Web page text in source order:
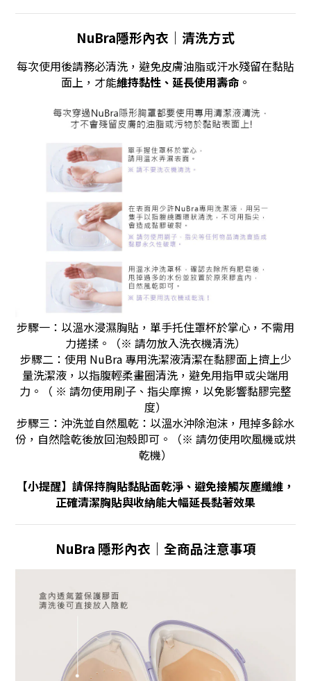
NuBra隱形內衣｜清洗方式
每次使用後請務必清洗，避免皮膚油脂或汗水殘留在黏貼
面上，才能維持黏性、延長使用壽命。
步驟一：以溫水浸濕胸貼，單手托住罩杯於掌心，不需用
力搓揉。（※ 請勿放入洗衣機清洗）
步驟二：使用 NuBra 專用洗潔液清潔在黏膠面上擠上少
量洗潔液，以指腹輕柔畫圈清洗，避免用指甲或尖端用
力。（ ※ 請勿使用刷子、指尖摩擦，以免影響黏膠完整
度）
步驟三：沖洗並自然風乾：以溫水沖除泡沫，甩掉多餘水
份，自然陰乾後放回泡殼即可。（※ 請勿使用吹風機或烘
乾機）
【小提醒】 請保持胸貼黏貼面乾淨、避免接觸灰塵纖維，
正確清潔胸貼與收納能大幅延長黏著效果
NuBra 隱形內衣｜全商品注意事項